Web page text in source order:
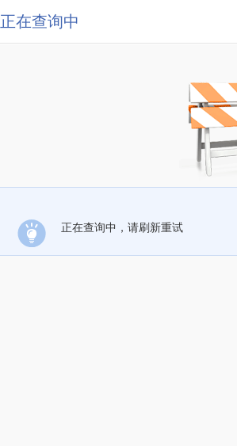
正在查询中
正在查询中，请刷新重试